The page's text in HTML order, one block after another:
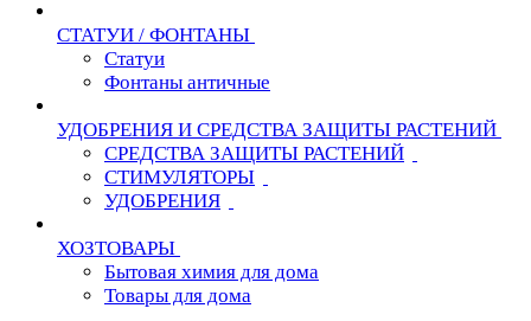
СТАТУИ / ФОНТАНЫ
Статуи
Фонтаны античные
УДОБРЕНИЯ И СРЕДСТВА ЗАЩИТЫ РАСТЕНИЙ
СРЕДСТВА ЗАЩИТЫ РАСТЕНИЙ
СТИМУЛЯТОРЫ
УДОБРЕНИЯ
ХОЗТОВАРЫ
Бытовая химия для дома
Товары для дома